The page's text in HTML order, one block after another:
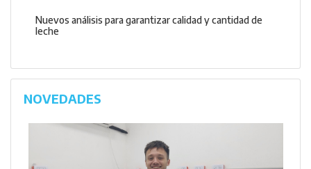
Nuevos análisis para garantizar calidad y cantidad de
leche
NOVEDADES